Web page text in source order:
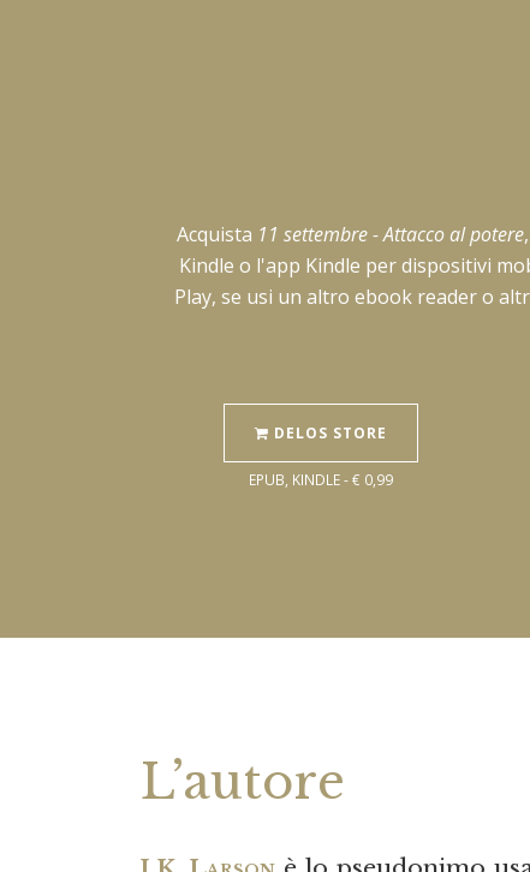
Acquista 11 settembre - Attacco al potere
Kindle o l'app Kindle per dispositivi
Play, se usi un altro ebook reader o
DELOS STORE
EPUB, KINDLE - € 0,99
L’autore